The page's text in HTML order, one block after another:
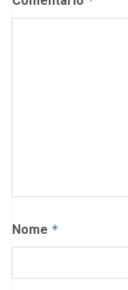
Nome *